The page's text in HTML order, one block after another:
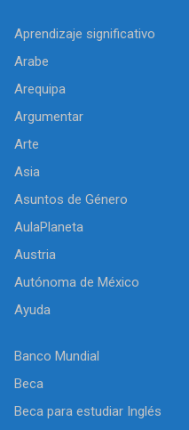
Aprendizaje significativo
Arabe
Arequipa
Argumentar
Arte
Asia
Asuntos de Género
AulaPlaneta
Austria
Autónoma de México
Ayuda
Banco Mundial
Beca
Beca para estudiar Inglés